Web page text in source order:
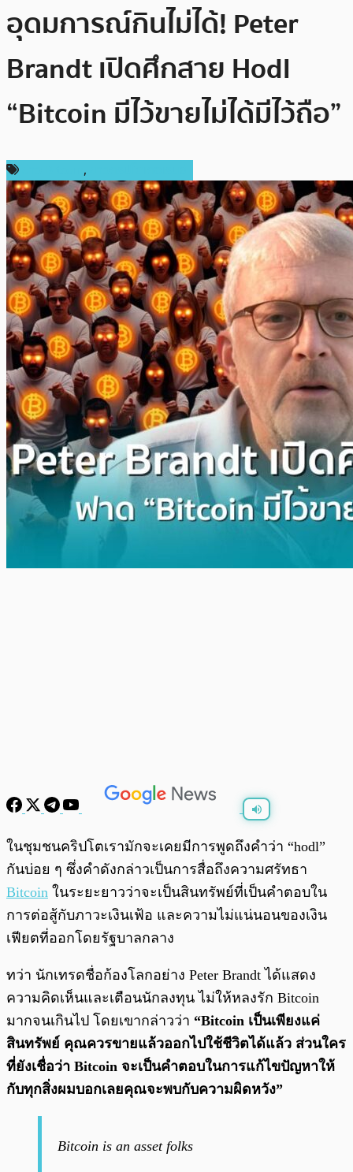
อุดมการณ์กินไม่ได้! Peter
Brandt เปิดศึกสาย Hodl
“Bitcoin มีไว้ขายไม่ได้มีไว้ถือ”
,
พร้อมเล่น 0:00
ในชุมชนคริปโตเรามักจะเคยมีการพูดถึงคำว่า “hodl”
กันบ่อย ๆ ซึ่งคำดังกล่าวเป็นการสื่อถึงความศรัทธา
Bitcoin ในระยะยาวว่าจะเป็นสินทรัพย์ที่เป็นคำตอบใน
การต่อสู้กับภาวะเงินเฟ้อ และความไม่แน่นอนของเงิน
เฟียตที่ออกโดยรัฐบาลกลาง
ทว่า นักเทรดชื่อก้องโลกอย่าง Peter Brandt ได้แสดง
ความคิดเห็นและเตือนนักลงทุน ไม่ให้หลงรัก Bitcoin
มากจนเกินไป โดยเขากล่าวว่า “Bitcoin เป็นเพียงแค่
สินทรัพย์ คุณควรขายแล้วออกไปใช้ชีวิตได้แล้ว ส่วนใคร
ที่ยังเชื่อว่า Bitcoin จะเป็นคำตอบในการแก้ไขปัญหาให้
กับทุกสิ่งผมบอกเลยคุณจะพบกับความผิดหวัง”
Bitcoin is an asset folks